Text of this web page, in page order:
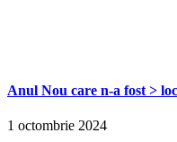
Anul Nou care n-a fost >
1 octombrie 2024